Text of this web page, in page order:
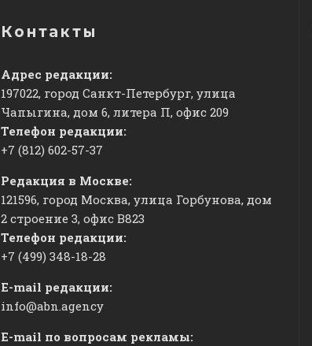
Контакты
Адрес редакции:
197022, город Санкт-Петербург, улица
Чапыгина, дом 6, литера П, офис 209
Телефон редакции:
+7 (812) 602-57-37
Редакция в Москве:
121596, город Москва, улица Горбунова, дом
2 строение 3, офис ​В823
Телефон редакции:
+7 (499) 348-18-28
E-mail редакции:
info@abn.agency
E-mail по вопросам рекламы: